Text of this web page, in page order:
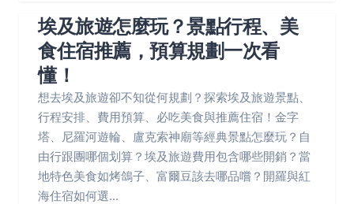
埃及旅遊怎麼玩？景點行程、美
食住宿推薦，預算規劃一次看
懂！
想去埃及旅遊卻不知從何規劃？探索埃及旅遊景點、
行程安排、費用預算、必吃美食與推薦住宿！金字
塔、尼羅河遊輪、盧克索神廟等經典景點怎麼玩？自
由行跟團哪個划算？埃及旅遊費用包含哪些開銷？當
地特色美食如烤鴿子、富爾豆該去哪品嚐？開羅與紅
海住宿如何選...